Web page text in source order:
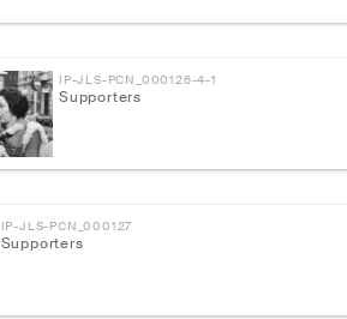
IP-JLS-PCN_000126-4-1
Supporters
IP-JLS-PCN_000127
Supporters